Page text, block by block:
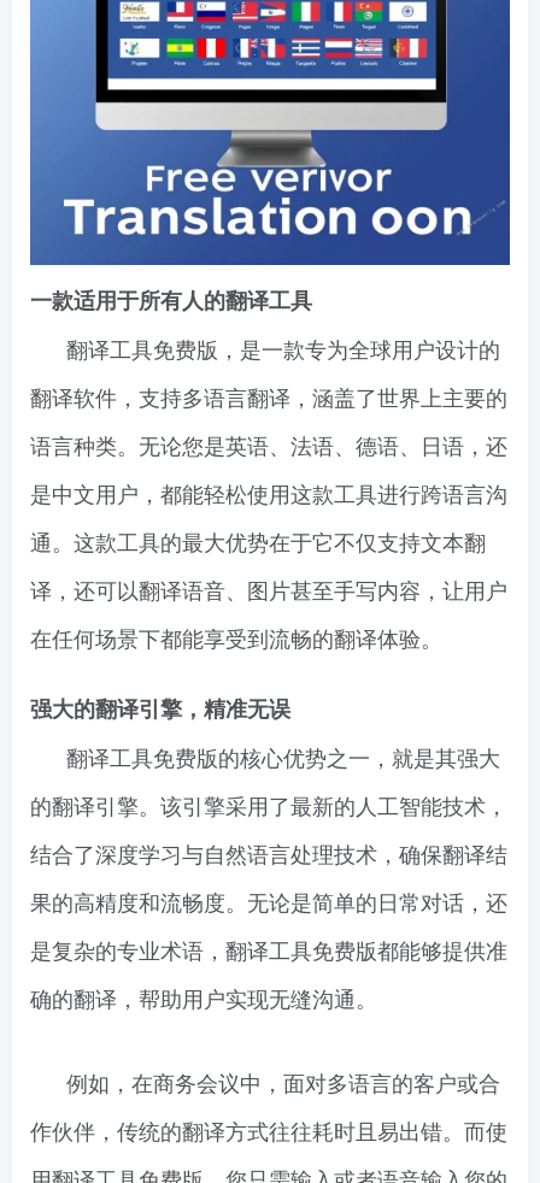
一款适用于所有人的翻译工具
翻译工具免费版，是一款专为全球用户设计的
翻译软件，支持多语言翻译，涵盖了世界上主要的
语言种类。无论您是英语、法语、德语、日语，还
是中文用户，都能轻松使用这款工具进行跨语言沟
通。这款工具的最大优势在于它不仅支持文本翻
译，还可以翻译语音、图片甚至手写内容，让用户
在任何场景下都能享受到流畅的翻译体验。
强大的翻译引擎，精准无误
翻译工具免费版的核心优势之一，就是其强大
的翻译引擎。该引擎采用了最新的人工智能技术，
结合了深度学习与自然语言处理技术，确保翻译结
果的高精度和流畅度。无论是简单的日常对话，还
是复杂的专业术语，翻译工具免费版都能够提供准
确的翻译，帮助用户实现无缝沟通。
例如，在商务会议中，面对多语言的客户或合
作伙伴，传统的翻译方式往往耗时且易出错。而使